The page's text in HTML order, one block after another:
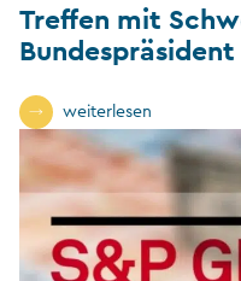
Treffen mit
weiterlesen